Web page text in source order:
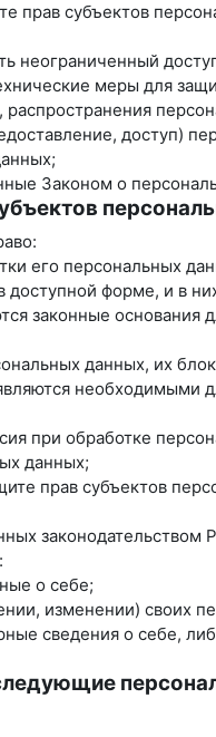
прав субъектов
неограниченный
меры для
распространения
доступ)
Законом о
его персональных
форме, и в
законные
данных, их
необходимыми
при обработке
данных;
прав субъектов
законодательством
о себе;
изменении) своих
сведения о себе,